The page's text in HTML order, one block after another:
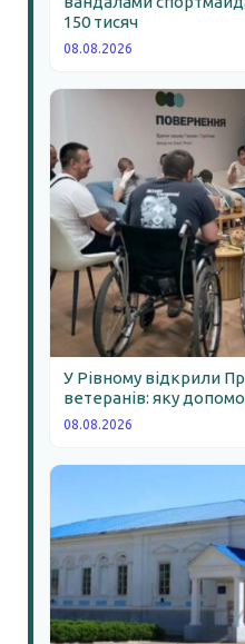
150 тисяч
08.08.2026
У Рівному відкрили
ветеранів: яку
08.08.2026